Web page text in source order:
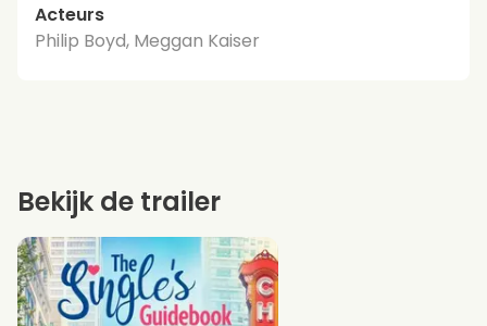
Acteurs
Philip Boyd, Meggan Kaiser
Bekijk de trailer